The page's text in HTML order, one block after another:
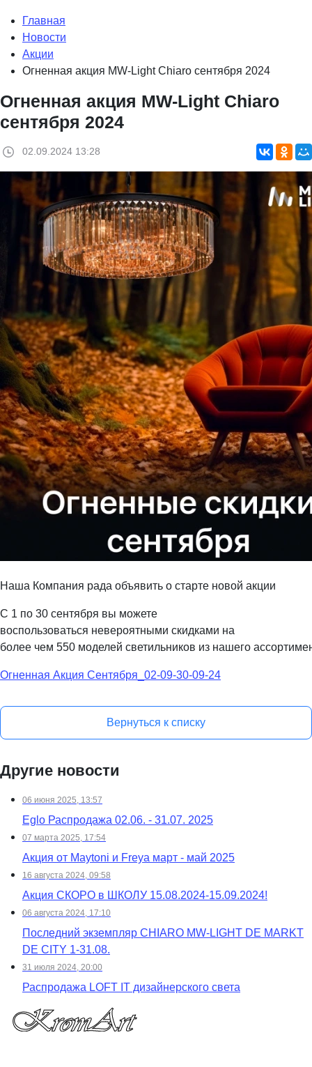
Главная
Новости
Акции
Огненная акция MW-Light Chiaro сентября 2024
Огненная акция MW-Light Chiaro
сентября 2024
02.09.2024 13:28
Наша Компания рада объявить о старте новой акции
С 1 по 30 сентября вы можете
воспользоваться невероятными скидками на
более чем 550 моделей светильников из нашего
Огненная Акция Сентября_02-09-30-09-24
Вернуться к списку
Другие новости
06 июня 2025, 13:57
Eglo Распродажа 02.06. - 31.07. 2025
07 марта 2025, 17:54
Акция от Maytoni и Freya март - май 2025
16 августа 2024, 09:58
Акция СКОРО в ШКОЛУ 15.08.2024-15.09.2024!
06 августа 2024, 17:10
Последний экземпляр CHIARO MW-LIGHT DE MARKT
DE CITY 1-31.08.
31 июля 2024, 20:00
Распродажа LOFT IT дизайнерского света